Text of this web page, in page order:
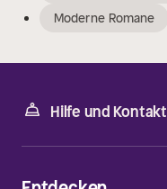
Moderne Romane
Hilfe und Kontakt